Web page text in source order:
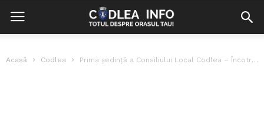
Acasă Codlea Prima ședință a Consiliului Local Codlea – Încotro ne îndreptăm?